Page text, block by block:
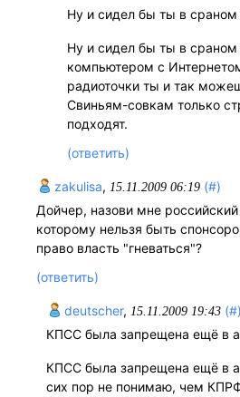
Ну и сидел бы ты в сраном
Ну и сидел бы ты в сраном
компьютером с
радиоточки ты и так
Свиньям-совкам только
подходят.
(ответить)
zakulisa, 15.11.2009 06:19 (#)
Дойчер, назови мне российский
которому нельзя быть
право власть "гневаться"?
(ответить)
deutscher, 15.11.2009 19:43 (#)
КПСС была запрещена ещё в
КПСС была запрещена ещё в
сих пор не понимаю, чем